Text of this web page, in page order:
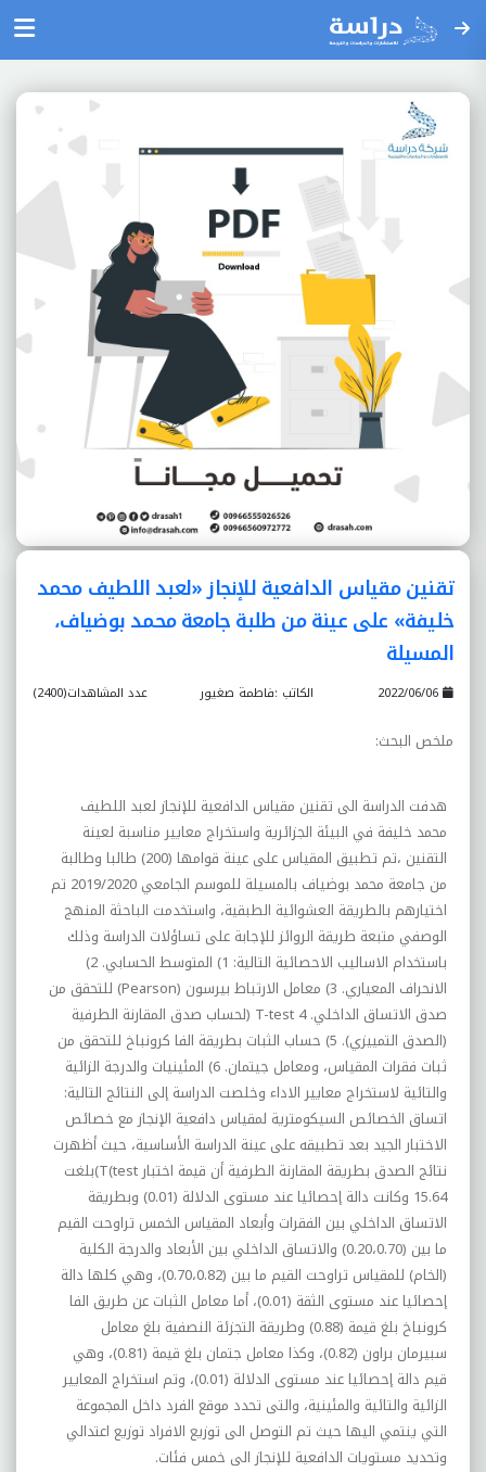
تقنين مقياس الدافعية للإنجاز «لعبد اللطيف محمد
خليفة» على عينة من طلبة جامعة محمد بوضياف،
المسيلة
عدد المشاهدات(2400) الكاتب :فاطمة صغيور
ملخص البحث:
هدفت الدراسة الى تقنين مقياس الدافعية للإنجاز لعبد اللطيف
محمد خليفة في البيئة الجزائرية واستخراج معايير مناسبة لعينة
التقنين ،تم تطبيق المقياس على عينة قوامها (200) طالبا وطالبة
من جامعة محمد بوضياف بالمسيلة للموسم الجامعي 2019/2020 تم
اختيارهم بالطريقة العشوائية الطبقية، واستخدمت الباحثة المنهج
الوصفي متبعة طريقة الروائز للإجابة على تساؤلات الدراسة وذلك
باستخدام الاساليب الاحصائية التالية: 1) المتوسط الحسابي. 2)
الانحراف المعياري. 3) معامل الارتباط بيرسون
(Pearson) للتحقق من
صدق الاتساق الداخلي. 4 ) T-testلحساب صدق المقارنة الطرفية
(الصدق التمييزي). 5) حساب الثبات بطريقة الفا كرونباخ للتحقق من
ثبات فقرات المقياس، ومعامل جيتمان. 6) المئينيات والدرجة الزائية
والتائية لاستخراج معايير الاداء وخلصت الدراسة إلى النتائج التالية:
اتساق الخصائص السيكومترية لمقياس دافعية الإنجاز مع خصائص
الاختبار الجيد بعد تطبيقه على عينة الدراسة الأساسية، حيث أظهرت
نتائج الصدق بطريقة المقارنة الطرفية أن قيمة اختبار(T(testبلغت
15.64 وكانت دالة إحصائيا عند مستوى الدلالة (0.01) وبطريقة
الاتساق الداخلي بين الفقرات وأبعاد المقياس الخمس تراوحت القيم
ما بين (0.20،0.70) والاتساق الداخلي بين الأبعاد والدرجة الكلية
(الخام) للمقياس تراوحت القيم ما بين (0.70،0.82)، وهي كلها دالة
إحصائيا عند مستوى الثقة (0.01)، أما معامل الثبات عن طريق الفا
كرونباخ بلغ قيمة (0.88) وطريقة التجزئة النصفية بلغ معامل
سبيرمان براون (0.82)، وكذا معامل جتمان بلغ قيمة (0.81)، وهي
قيم دالة إحصائيا عند مستوى الدلالة (0.01)، وتم استخراج المعايير
الزائية والتائية والمئينية، والتى تحدد موقع الفرد داخل المجموعة
التي ينتمي اليها حيث تم التوصل الى توزيع الافراد توزيع اعتدالي
وتحديد مستويات الدافعية للإنجاز الى خمس فئات.